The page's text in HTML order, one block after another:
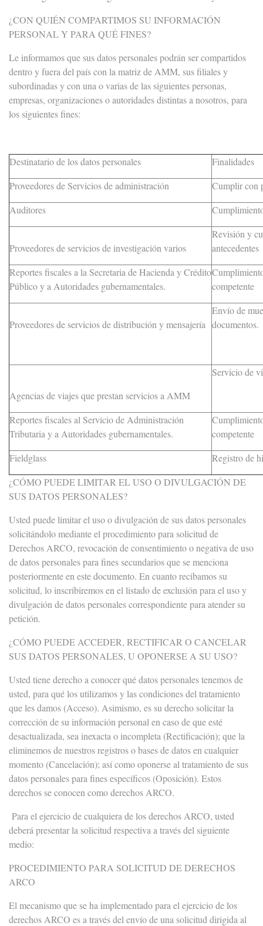
¿CON QUIÉN COMPARTIMOS SU INFORMACIÓN
PERSONAL Y PARA QUÉ FINES?
Le informamos que sus datos personales podrán ser compartidos
dentro y fuera del país con la matriz de AMM, sus filiales y
subordinadas y con una o varias de las siguientes personas,
empresas, organizaciones o autoridades distintas a nosotros, para
los siguientes fines:
Destinatario de los datos personales
Finalidades
Proveedores de Servicios de administración
Cumplir con
Auditores
Proveedores de servicios de investigación varios
Revisión y
antecedentes
Reportes fiscales a la Secretaria de Hacienda y Crédito
Público y a Autoridades gubernamentales.
competente
Proveedores de servicios de distribución y mensajería
Envío de
documentos.
Agencias de viajes que prestan servicios a AMM
Servicio de
Reportes fiscales al Servicio de Administración
Tributaria y a Autoridades gubernamentales.
competente
Fieldglass
Registro de
¿CÓMO PUEDE LIMITAR EL USO O DIVULGACIÓN DE
SUS DATOS PERSONALES?
Usted puede limitar el uso o divulgación de sus datos personales
solicitándolo mediante el procedimiento para solicitud de
Derechos ARCO, revocación de consentimiento o negativa de uso
de datos personales para fines secundarios que se menciona
posteriormente en este documento. En cuanto recibamos su
solicitud, lo inscribiremos en el listado de exclusión para el uso y
divulgación de datos personales correspondiente para atender su
petición.
¿CÓMO PUEDE ACCEDER, RECTIFICAR O CANCELAR
SUS DATOS PERSONALES, U OPONERSE A SU USO?
Usted tiene derecho a conocer qué datos personales tenemos de
usted, para qué los utilizamos y las condiciones del tratamiento
que les damos (Acceso). Asimismo, es su derecho solicitar la
corrección de su información personal en caso de que esté
desactualizada, sea inexacta o incompleta (Rectificación); que la
eliminemos de nuestros registros o bases de datos en cualquier
momento (Cancelación); así como oponerse al tratamiento de sus
datos personales para fines específicos (Oposición). Estos
derechos se conocen como derechos ARCO.
Para el ejercicio de cualquiera de los derechos ARCO, usted
deberá presentar la solicitud respectiva a través del siguiente
medio:
PROCEDIMIENTO PARA SOLICITUD DE DERECHOS
ARCO
El mecanismo que se ha implementado para el ejercicio de los
derechos ARCO es a través del envío de una solicitud dirigida al